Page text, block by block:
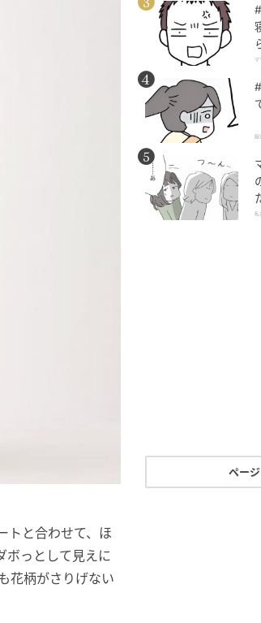
トと合わせて、ほ
ボっとして見えに
花柄がさりげない
マ
娘
私
ペー